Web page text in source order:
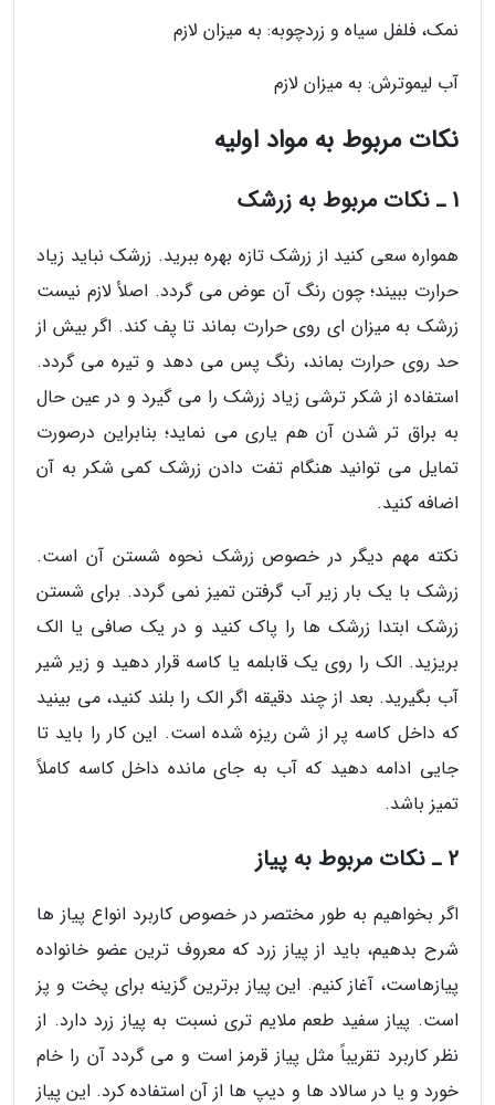
نمک، فلفل سیاه و زردچوبه: به میزان لازم
آب لیموترش: به میزان لازم
نکات مربوط به مواد اولیه
1 ـ نکات مربوط به زرشک
همواره سعی کنید از زرشک تازه بهره ببرید. زرشک نباید زیاد
حرارت ببیند؛ چون رنگ آن عوض می گردد. اصلأ لازم نیست
زرشک به میزان ای روی حرارت بماند تا پف کند. اگر بیش از
حد روی حرارت بماند، رنگ پس می دهد و تیره می گردد.
استفاده از شکر ترشی زیاد زرشک را می گیرد و در عین حال
به براق تر شدن آن هم یاری می نماید؛ بنابراین درصورت
تمایل می توانید هنگام تفت دادن زرشک کمی شکر به آن
اضافه کنید.
نکته مهم دیگر در خصوص زرشک نحوه شستن آن است.
زرشک با یک بار زیر آب گرفتن تمیز نمی گردد. برای شستن
زرشک ابتدا زرشک ها را پاک کنید و در یک صافی یا الک
بریزید. الک را روی یک قابلمه یا کاسه قرار دهید و زیر شیر
آب بگیرید. بعد از چند دقیقه اگر الک را بلند کنید، می بینید
که داخل کاسه پر از شن ریزه شده است. این کار را باید تا
جایی ادامه دهید که آب به جای مانده داخل کاسه کاملاً
تمیز باشد.
2 ـ نکات مربوط به پیاز
اگر بخواهیم به طور مختصر در خصوص کاربرد انواع پیاز ها
شرح بدهیم، باید از پیاز زرد که معروف ترین عضو خانواده
پیازهاست، آغاز کنیم. این پیاز برترین گزینه برای پخت و پز
است. پیاز سفید طعم ملایم تری نسبت به پیاز زرد دارد. از
نظر کاربرد تقریباً مثل پیاز قرمز است و می گردد آن را خام
خورد و یا در سالاد ها و دیپ ها از آن استفاده کرد. این پیاز